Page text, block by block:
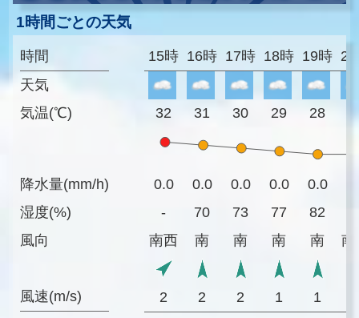
1時間ごとの天気
時間
天気
気温(℃)
降水量(mm/h)
湿度(%)
風向
風速(m/s)
15時 16時 17時 18時 19時
32 31 30 29 28
0.0 0.0 0.0 0.0 0.0
-
70 73 77 82
南西
南 南 南 南 南
2 2 2 1 1